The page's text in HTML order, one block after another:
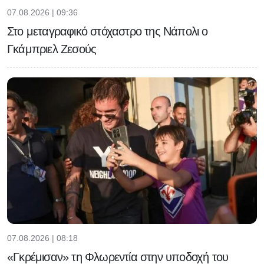
07.08.2026 | 09:36
Στο μεταγραφικό στόχαστρο της Νάπολι ο
Γκάμπριελ Ζεσούς
07.08.2026 | 08:18
«Γκρέμισαν» τη Φλωρεντία στην υποδοχή του